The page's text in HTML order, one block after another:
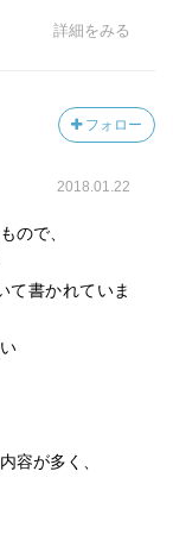
詳細をみる
フォロー
2018.01.22
ので、
て書かれていま
容が多く、